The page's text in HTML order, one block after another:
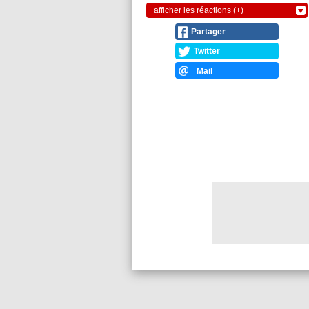
afficher les réactions (+)
Partager
Twitter
Mail